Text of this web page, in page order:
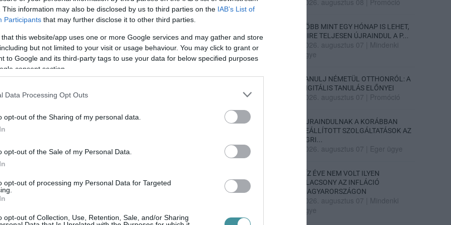
This information may also be disclosed by us to third parties on the IAB’s List of
Participants that may further disclose it to other third parties.
that this website/app uses one or more Google services and may gather and store
but not limited to your visit or usage behaviour. You may click to grant or
to Google and its third-party tags to use your data for below specified purposes
consent section.
Data Processing Opt Outs
opt-out of the Sharing of my personal data.
opt-out of the Sale of my Personal Data.
opt-out of processing my Personal Data for Targeted
opt-out of Collection, Use, Retention, Sale, and/or Sharing
altábornagy a helyszínen arról
célja van:
segítségnyújtásra van szükség,
kezelésében.
fegyveres csoportok átsodródása esetén
kell lennie, hogy a magyar emberek
TÖBB MINT EGY HÓNAP IS LEHET,
MIRE TELJESEN ÚJRAINDUL A P...
2026. augusztus 07
Mindenki
ügye
TANULJ NÉMETÜL OTTHONRÓL: A
DIGITÁLIS TANULÁS ELŐNYEI
2026. augusztus 07 Promóció
ÚJRAINDULNAK A KORÁBBAN
LEÁLLÍTOTT SZOLGÁLTATÁSOK AZ
EGRI...
2026. augusztus 07 Eger ügye
TÍZ ÉVE NEM VOLT ILYEN
ALACSONY AZ INFLÁCIÓ
MAGYARORSZÁGON
2026. augusztus 07
Mindenki
ügye